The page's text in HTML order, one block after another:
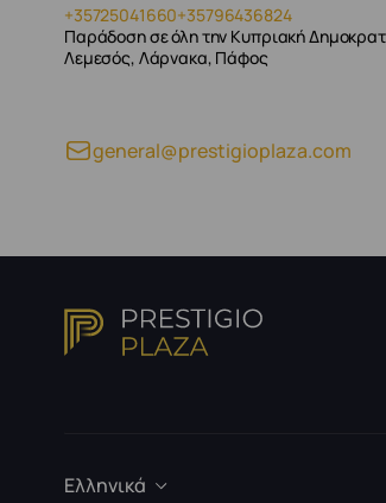
+35725041660+35796436824
Παράδοση σε όλη την Κυπριακή
Λεμεσός, Λάρνακα, Πάφος
general@prestigioplaza.com
Ελληνικά